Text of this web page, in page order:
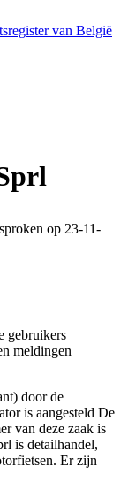
van België
op 23-11-
gebruikers
meldingen
door de
is aangesteld De
van deze zaak is
is detailhandel,
Er zijn